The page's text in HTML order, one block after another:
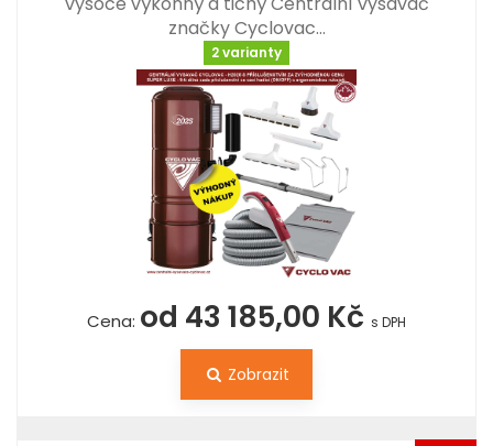
značky Cyclovac…
2 varianty
Cena: od 43 185,00 Kč s DPH
Zobrazit